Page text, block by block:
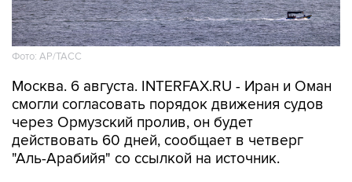
Фото: AP/ТАСС
Москва. 6 августа. INTERFAX.RU - Иран и Оман
смогли согласовать порядок движения судов
через Ормузский пролив, он будет
действовать 60 дней, сообщает в четверг
"Аль-Арабийя" со ссылкой на источник.